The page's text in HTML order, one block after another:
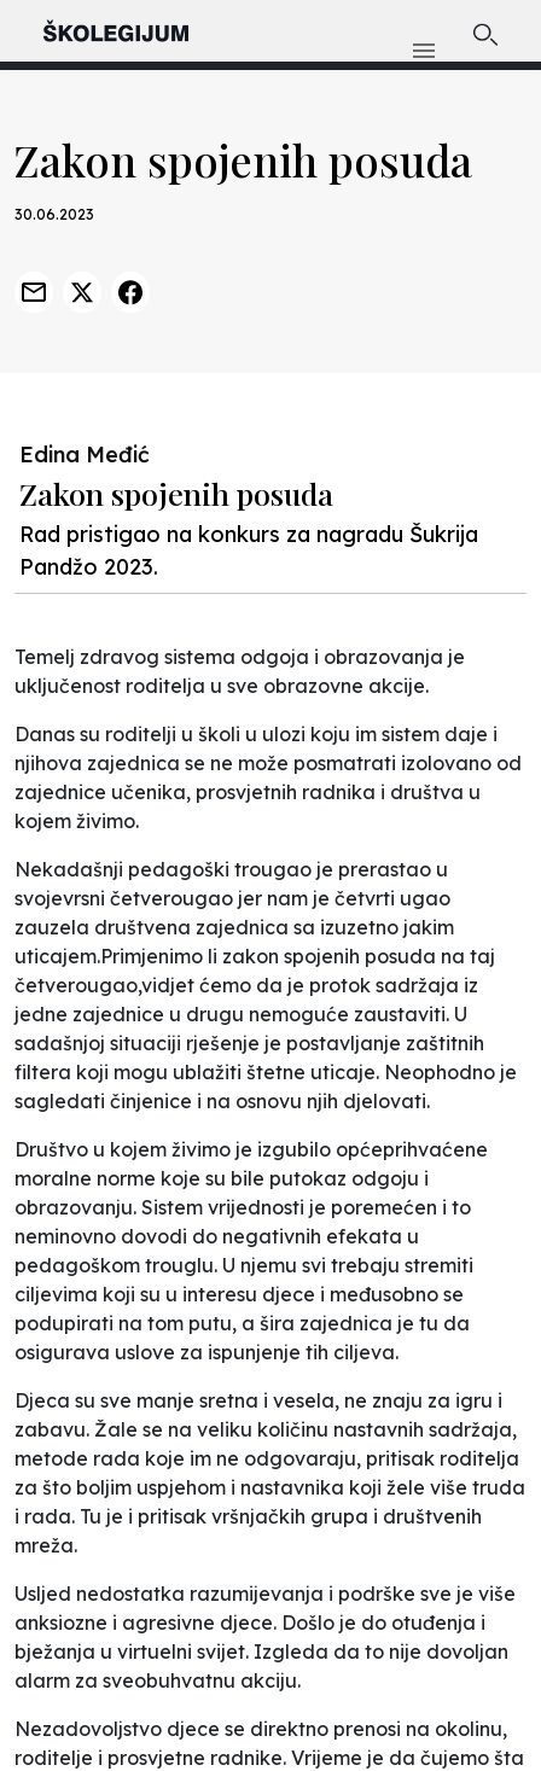
Zakon spojenih posuda
30.06.2023
Edina Međić
Zakon spojenih posuda
Rad pristigao na konkurs za nagradu Šukrija
Pandžo 2023.
Temelj zdravog sistema odgoja i obrazovanja je
uključenost roditelja u sve obrazovne akcije.
Danas su roditelji u školi u ulozi koju im sistem daje i
njihova zajednica se ne može posmatrati izolovano od
zajednice učenika, prosvjetnih radnika i društva u
kojem živimo.
Nekadašnji pedagoški trougao je prerastao u
svojevrsni četverougao jer nam je četvrti ugao
zauzela društvena zajednica sa izuzetno jakim
uticajem.Primjenimo li zakon spojenih posuda na taj
četverougao,vidjet ćemo da je protok sadržaja iz
jedne zajednice u drugu nemoguće zaustaviti. U
sadašnjoj situaciji rješenje je postavljanje zaštitnih
filtera koji mogu ublažiti štetne uticaje. Neophodno je
sagledati činjenice i na osnovu njih djelovati.
Društvo u kojem živimo je izgubilo općeprihvaćene
moralne norme koje su bile putokaz odgoju i
obrazovanju. Sistem vrijednosti je poremećen i to
neminovno dovodi do negativnih efekata u
pedagoškom trouglu. U njemu svi trebaju stremiti
ciljevima koji su u interesu djece i međusobno se
podupirati na tom putu, a šira zajednica je tu da
osigurava uslove za ispunjenje tih ciljeva.
Djeca su sve manje sretna i vesela, ne znaju za igru i
zabavu. Žale se na veliku količinu nastavnih sadržaja,
metode rada koje im ne odgovaraju, pritisak roditelja
za što boljim uspjehom i nastavnika koji žele više truda
i rada. Tu je i pritisak vršnjačkih grupa i društvenih
mreža.
Usljed nedostatka razumijevanja i podrške sve je više
anksiozne i agresivne djece. Došlo je do otuđenja i
bježanja u virtuelni svijet. Izgleda da to nije dovoljan
alarm za sveobuhvatnu akciju.
Nezadovoljstvo djece se direktno prenosi na okolinu,
roditelje i prosvjetne radnike. Vrijeme je da čujemo šta